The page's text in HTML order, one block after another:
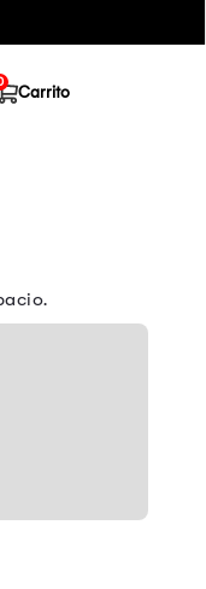
Carrito